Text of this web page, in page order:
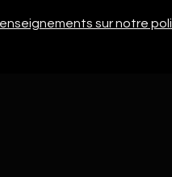
sur notre